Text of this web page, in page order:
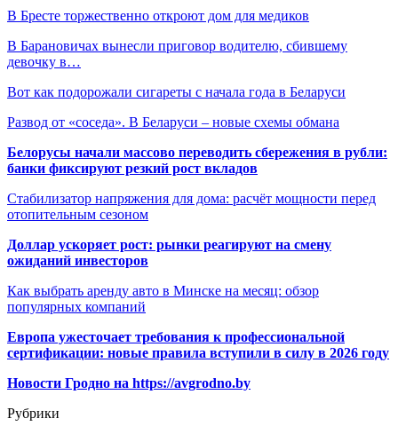
В Бресте торжественно откроют дом для медиков
В Барановичах вынесли приговор водителю, сбившему
девочку в…
Вот как подорожали сигареты с начала года в Беларуси
Развод от «соседа». В Беларуси – новые схемы обмана
Белорусы начали массово переводить сбережения в рубли:
банки фиксируют резкий рост вкладов
Стабилизатор напряжения для дома: расчёт мощности перед
отопительным сезоном
Доллар ускоряет рост: рынки реагируют на смену
ожиданий инвесторов
Как выбрать аренду авто в Минске на месяц: обзор
популярных компаний
Европа ужесточает требования к профессиональной
сертификации: новые правила вступили в силу в 2026 году
Новости Гродно на https://avgrodno.by
Рубрики